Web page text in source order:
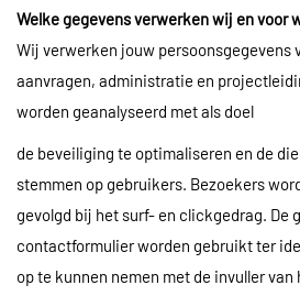
Welke gegevens verwerken wij en voor
Wij verwerken jouw persoonsgegevens
aanvragen, administratie en
worden geanalyseerd met als doel
de beveiliging te optimaliseren en de
stemmen op gebruikers. Bezoekers
gevolgd bij het surf- en clickgedrag. De
contactformulier worden gebruikt ter
op te kunnen nemen met de invuller van